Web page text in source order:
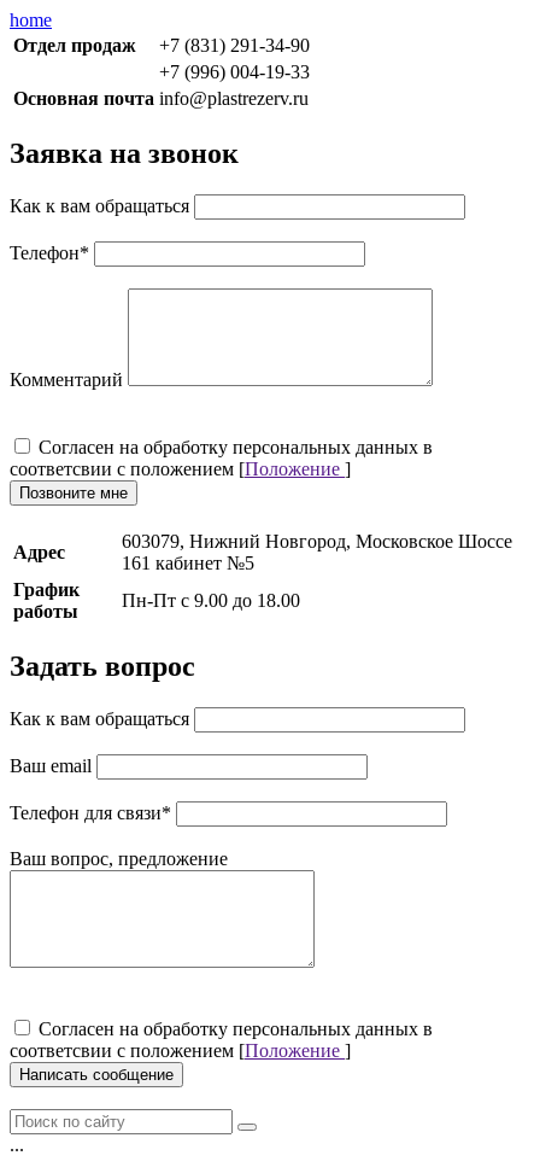
home
Отдел продаж
+7 (831) 291-34-90
+7 (996) 004-19-33
Основная почта info@plastrezerv.ru
Заявка на звонок
Как к вам обращаться
Телефон*
Комментарий
Cогласен на обработку персональных данных в
соответсвии с положением [Положение ]
Позвоните мне
Адрес
603079, Нижний Новгород, Московское Шоссе
161 кабинет №5
График
работы
Пн-Пт с 9.00 до 18.00
Задать вопрос
Как к вам обращаться
Ваш email
Телефон для связи*
Ваш вопрос, предложение
Cогласен на обработку персональных данных в
соответсвии с положением [Положение ]
Написать сообщение
...